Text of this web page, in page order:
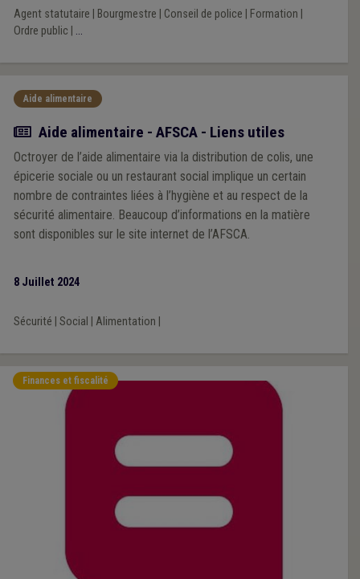
Agent statutaire Bourgmestre Conseil de police Formation
Ordre public
...
Aide alimentaire
Actualité
Aide alimentaire - AFSCA - Liens utiles
Octroyer de l’aide alimentaire via la distribution de colis, une
épicerie sociale ou un restaurant social implique un certain
nombre de contraintes liées à l’hygiène et au respect de la
sécurité alimentaire. Beaucoup d’informations en la matière
sont disponibles sur le site internet de l’AFSCA.
8 Juillet 2024
Sécurité Social Alimentation
Finances et fiscalité